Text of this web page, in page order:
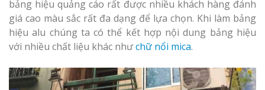
bảng hiệu quảng cáo rất được nhiều khách hàng đánh
giá cao màu sắc rất đa dạng để lựa chọn. Khi làm bảng
hiệu alu chúng ta có thể kết hợp nội dung bảng hiệu
với nhiều chất liệu khác nhưchữ nổi mica.